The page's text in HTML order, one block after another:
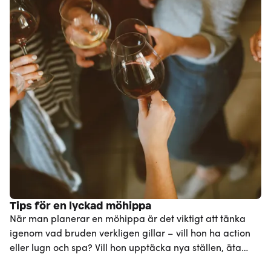
Tips för en lyckad möhippa
När man planerar en möhippa är det viktigt att tänka
igenom vad bruden verkligen gillar – vill hon ha action
eller lugn och spa? Vill hon upptäcka nya ställen, äta